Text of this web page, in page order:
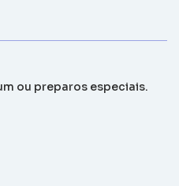
ou preparos especiais.